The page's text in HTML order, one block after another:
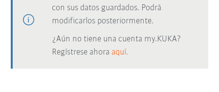
con sus datos guardados. Podrá
modificarlos posteriormente.
¿Aún no tiene una cuenta my.KUKA?
Regístrese ahora aquí.